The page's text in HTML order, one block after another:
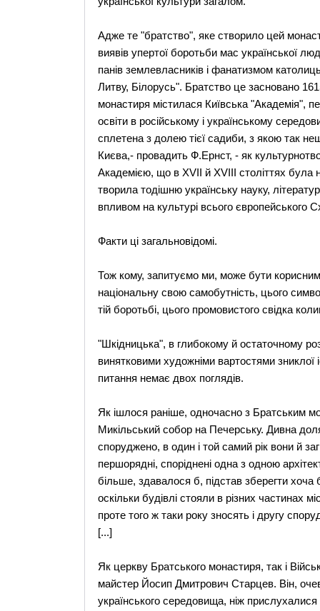
Адже те "братство", яке створило цей
виявів упертої боротьби мас української
панів землевласників і фанатизмом
Литву, Білорусь". Братство це засновано
монастиря містилася Київська "Академія",
освіти в російському і українському
сплетена з долею тієї садиби, з якою так
Києва,- провадить Ф.Ернст, - як
Академією, що в XVII й XVIII століттях була
творила тодішню українську науку,
впливом на культурі всього європейського
Факти ці загальновідомі.
Тож кому, запитуємо ми, може бути
національну свою самобутність, цього
тій боротьбі, цього промовистого свідка
"Шкідницька", в глибокому й остаточному
винятковими художніми вартостями зниклої
питання немає двох поглядів.
Як ішлося раніше, одночасно з Братським
Микільський собор на Печерську. Дивна
споруджено, в один і той самий рік вони й
першорядні, споріднені одна з одною
більше, здавалося б, підстав зберегти хоча
оскільки будівлі стояли в різних частинах
проте того ж таки року зносять і другу
[...]
Як церкву Братського монастиря, так і
майстер Йосип Дмитрович Старцев. Він,
українського середовища, ніж прислухалися